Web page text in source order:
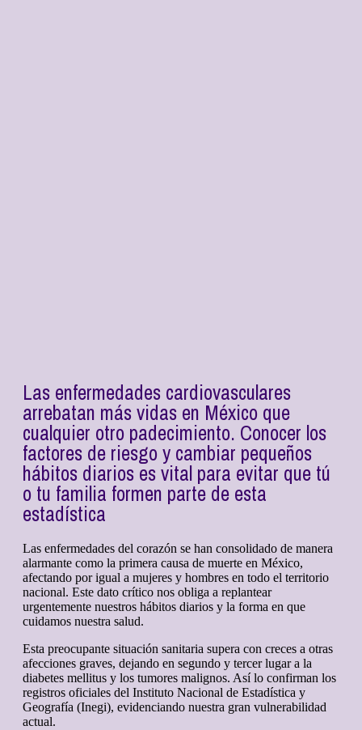
Las enfermedades cardiovasculares
arrebatan más vidas en México que
cualquier otro padecimiento. Conocer los
factores de riesgo y cambiar pequeños
hábitos diarios es vital para evitar que tú
o tu familia formen parte de esta
estadística
Las enfermedades del corazón se han consolidado de manera
alarmante como la primera causa de muerte en México,
afectando por igual a mujeres y hombres en todo el territorio
nacional. Este dato crítico nos obliga a replantear
urgentemente nuestros hábitos diarios y la forma en que
cuidamos nuestra salud.
Esta preocupante situación sanitaria supera con creces a otras
afecciones graves, dejando en segundo y tercer lugar a la
diabetes mellitus y los tumores malignos. Así lo confirman los
registros oficiales del Instituto Nacional de Estadística y
Geografía (Inegi), evidenciando nuestra gran vulnerabilidad
actual.